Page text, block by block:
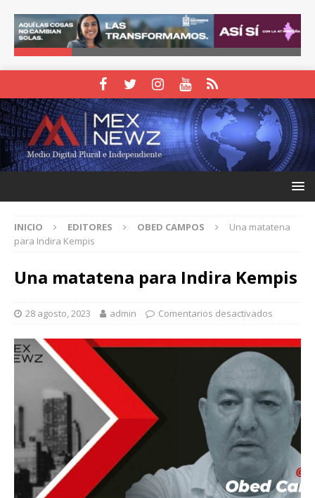
INICIO EDITORES OBED CAMPOS
Una matatena
para Indira Kempis
Una matatena para Indira Kempis
28 agosto, 2023 admin Comentarios desactivados